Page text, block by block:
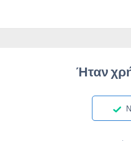
Ήταν